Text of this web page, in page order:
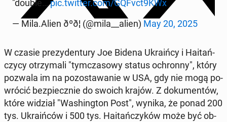
"double…pic.twitter.com/GQFvct9KWx
— Mila.Alien ðºð¦ (@mila__alien) May 20, 2025
W czasie pre­zy­den­tu­ry Joe Bidena Ukra­iń­cy i Ha­itań­
czy­cy otrzy­ma­li "tym­cza­so­wy status ochron­ny", który
pozwala im na po­zo­sta­wa­nie w USA, gdy nie mogą po­
wró­cić bez­piecz­nie do swoich krajów. Z do­ku­men­tów,
które widział "Wa­shing­ton Post", wynika, że ponad 200
tys. Ukra­iń­ców i 500 tys. Ha­itań­czy­ków może być ob­